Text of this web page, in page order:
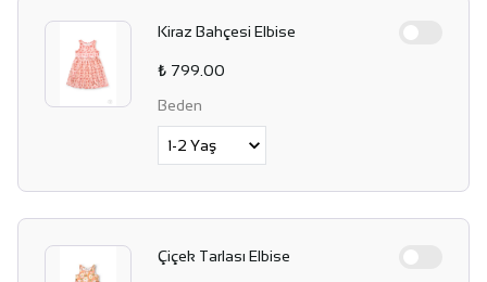
Kiraz Bahçesi Elbise
₺ 799.00
Beden
Çiçek Tarlası Elbise